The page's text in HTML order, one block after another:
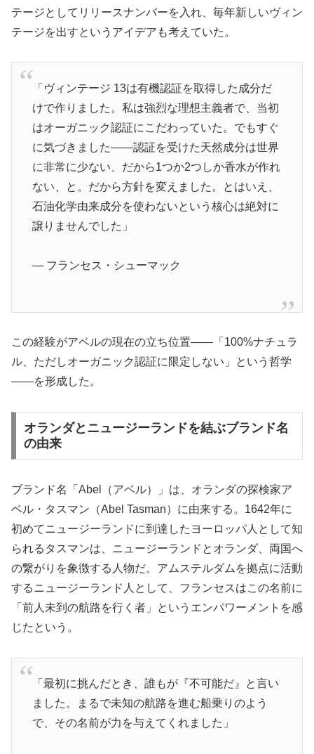
テージとしてリリースナンバーを入れ、毎年新しいヴィン
テージを出すというアイデアも考えていた。
「ヴィンテージ 13は有機認証を取得した成分だ
けで作りました。私は強烈な理想主義者で、当初
はオーガニック認証にこだわっていた。でもすぐ
に気づきました——認証を受けた天然成分は世界
に非常に少ない、だから1つか2つしか香水が作れ
ない、と。だから方針を変えました。とはいえ、
石油化学由来成分を使わないという核心は絶対に
譲りませんでした」
— フランセス・シューマック
この経験がアベルの現在の立ち位置——「100%ナチュラ
ル、ただしオーガニック認証に限定しない」という哲学
——を形成した。
オランダとニュージーランドを結ぶブランド名
の由来
ブランド名「Abel（アベル）」は、オランダの探検家ア
ベル・タスマン（Abel Tasman）に由来する。1642年に
初めてニュージーランドに到達したヨーロッパ人として知
られるタスマンは、ニュージーランドとオランダ、両国へ
の繋がりを象徴する人物だ。アムステルダムを拠点に活動
するニュージーランド人として、フランセスはこの名前に
「前人未到の航路を行く者」というエンパワーメントを感
じたという。
「最初に挑んだとき、誰もが『不可能だ』と言い
ました。まるで未知の航路を進む船乗りのよう
で、その名前が力を与えてくれました」